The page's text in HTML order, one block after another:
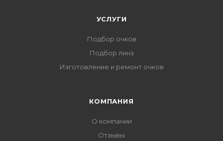
УСЛУГИ
Подбор очков
Подбор линз
Изготовление и ремонт очков
КОМПАНИЯ
О компании
Отзывы